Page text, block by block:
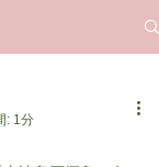
: 1分